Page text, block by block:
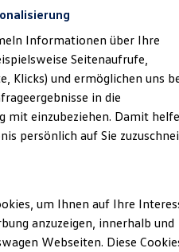
bei Volkswagen
& Rechtliches
Informationen über Ihre
Seitenaufrufe,
Klicks) und ermöglichen uns
in die
mit einzubeziehen. Damit
persönlich auf Sie
um Ihnen auf Ihre
anzuzeigen, innerhalb und
Webseiten. Diese